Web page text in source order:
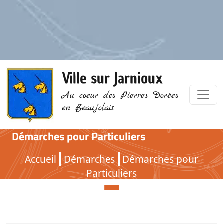
Ville sur Jarnioux
Au coeur des Pierres Dorées
en Beaujolais
Démarches pour Particuliers
Accueil Démarches Démarches pour
Particuliers
Démarches pour Particuliers